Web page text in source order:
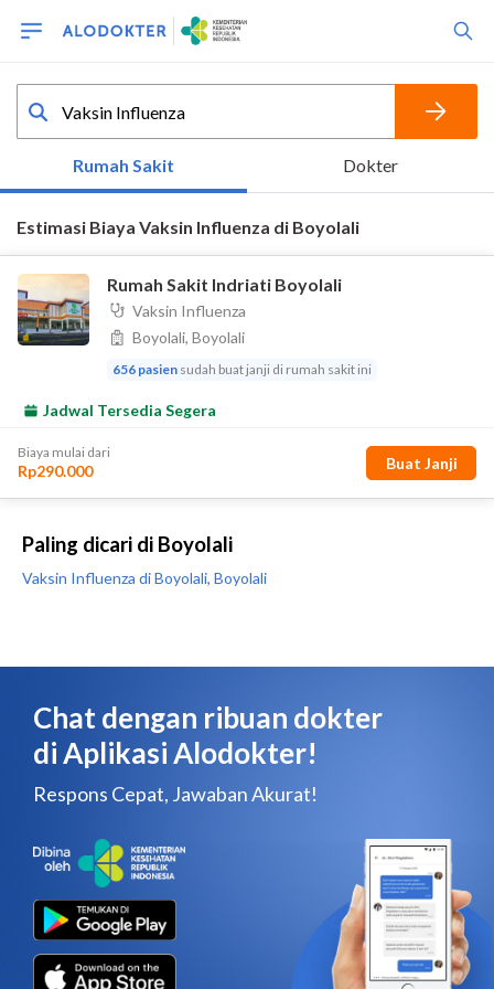
Paling dicari di Boyolali
Vaksin Influenza di Boyolali, Boyolali